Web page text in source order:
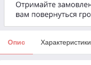
Опис Характеристики